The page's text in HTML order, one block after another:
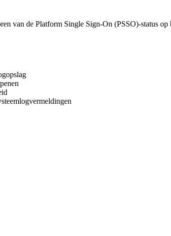
van de Platform Single Sign-On (PSSO)-status